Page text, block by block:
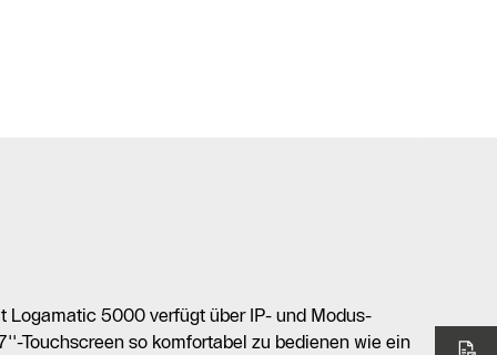
Logamatic 5000 verfügt über IP- und Modus-
Touchscreen so komfortabel zu bedienen wie ein